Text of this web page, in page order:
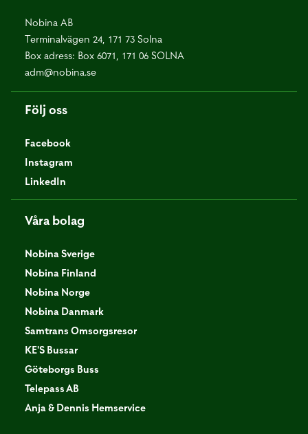
Nobina AB
Terminalvägen 24, 171 73 Solna
Box adress: Box 6071, 171 06 SOLNA
adm@nobina.se
Följ oss
Facebook
Instagram
LinkedIn
Våra bolag
Nobina Sverige
Nobina Finland
Nobina Norge
Nobina Danmark
Samtrans Omsorgsresor
KE'S Bussar
Göteborgs Buss
Telepass AB
Anja & Dennis Hemservice